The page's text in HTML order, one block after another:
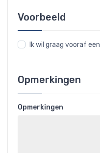
Voorbeeld
Ik wil graag vooraf
Opmerkingen
Opmerkingen